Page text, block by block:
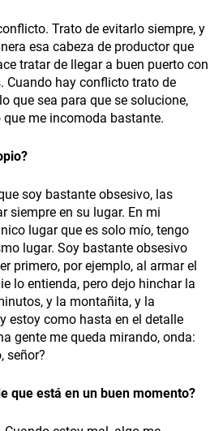
Trato de evitarlo siempre, y
esa cabeza de productor que
tratar de llegar a buen puerto con
Cuando hay conflicto trato de
que sea para que se solucione,
me incomoda bastante.
soy bastante obsesivo, las
siempre en su lugar. En mi
lugar que es solo mío, tengo
lugar. Soy bastante obsesivo
primero, por ejemplo, al armar el
lo entienda, pero dejo hinchar la
y la montañita, y la
estoy como hasta en el detalle
gente me queda mirando, onda:
señor?
que está en un buen momento?